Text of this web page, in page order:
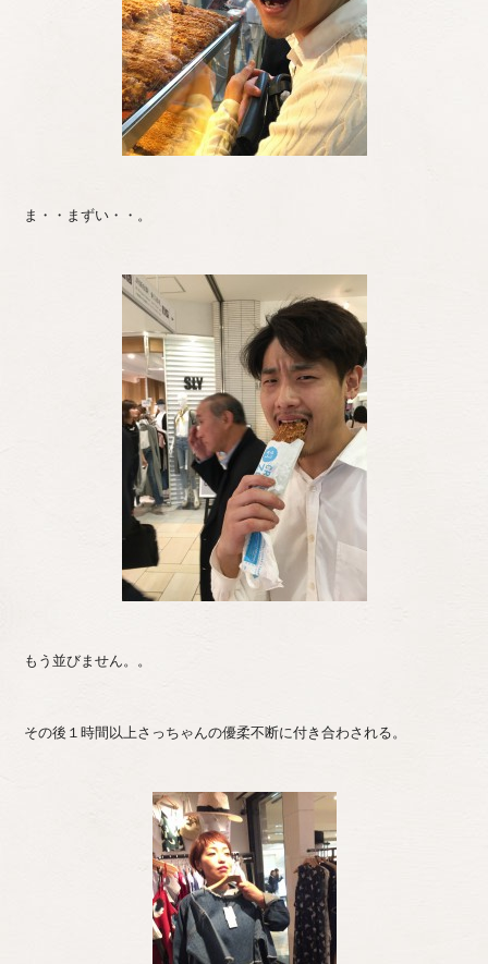
ま・・まずい・・。
もう並びません。。
その後１時間以上さっちゃんの優柔不断に付き合わされる。